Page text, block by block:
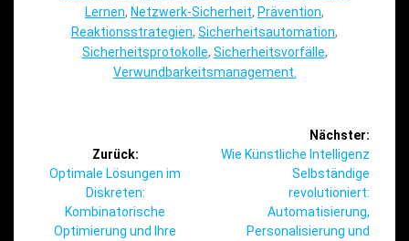
Lernen, Netzwerk-Sicherheit, Prävention,
Reaktionsstrategien, Sicherheitsautomation,
Sicherheitsprotokolle, Sicherheitsvorfälle,
Verwundbarkeitsmanagement.
Zurück:
Vorheriger
Beitrag:
Optimale Lösungen im
Diskreten:
Kombinatorische
Optimierung und Ihre
Nächster:
Nächster
Wie Künstliche Intelligenz
Selbständige
revolutioniert:
Automatisierung,
Personalisierung und